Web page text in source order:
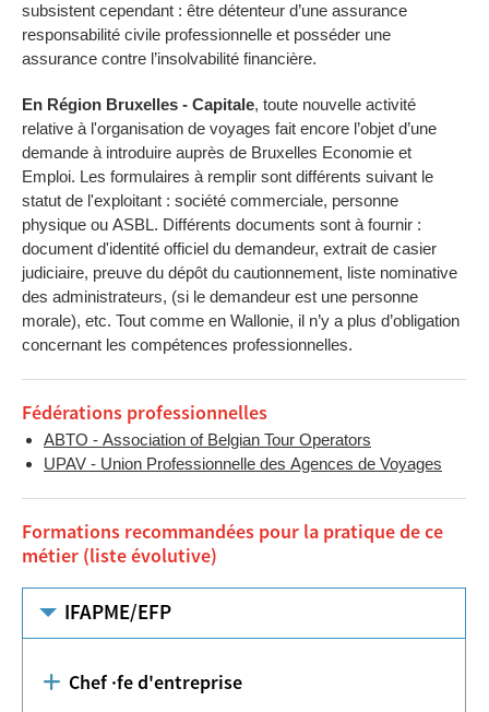
subsistent cependant : être détenteur d’une assurance
responsabilité civile professionnelle et posséder une
assurance contre l’insolvabilité financière.
En Région Bruxelles - Capitale, toute nouvelle activité
relative à l'organisation de voyages fait encore l’objet d’une
demande à introduire auprès de Bruxelles Economie et
Emploi. Les formulaires à remplir sont différents suivant le
statut de l'exploitant : société commerciale, personne
physique ou ASBL. Différents documents sont à fournir :
document d'identité officiel du demandeur, extrait de casier
judiciaire, preuve du dépôt du cautionnement, liste nominative
des administrateurs, (si le demandeur est une personne
morale), etc. Tout comme en Wallonie, il n’y a plus d’obligation
concernant les compétences professionnelles.
Fédérations professionnelles
ABTO - Association of Belgian Tour Operators
UPAV - Union Professionnelle des Agences de Voyages
Formations recommandées pour la pratique de ce
métier (liste évolutive)
IFAPME/EFP
Chef ·fe d'entreprise